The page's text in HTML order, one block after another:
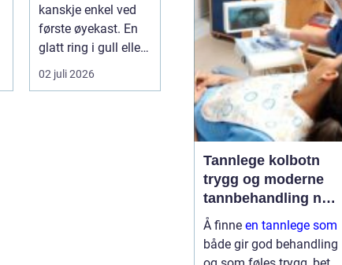
kanskje enkel ved
første øyekast. En
glatt ring i gull eller
platina, som
sjelde...
02 juli 2026
grunnkur...
Tannlege kolbotn
trygg og moderne
tannbehandling nær
deg
Å finne en tannlege som
både gir god behandling